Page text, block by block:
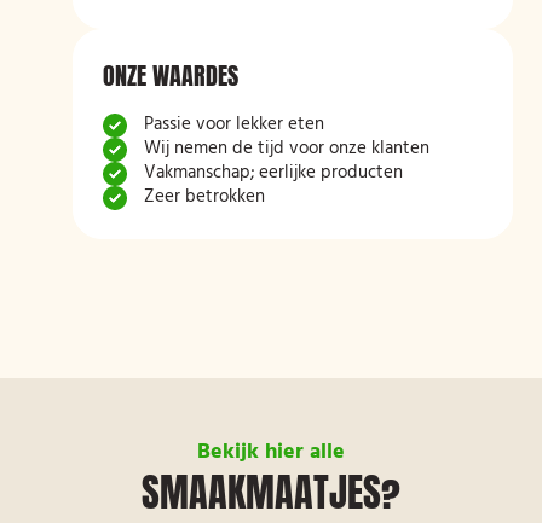
ONZE WAARDES
Passie voor lekker eten
Wij nemen de tijd voor onze klanten
Vakmanschap; eerlijke producten
Zeer betrokken
Bekijk hier alle
SMAAKMAATJES?